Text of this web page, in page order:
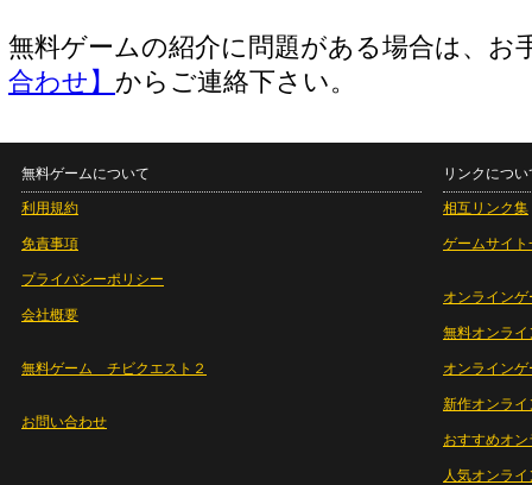
無料ゲームの紹介に問題がある場合は、お
合わせ】 からご連絡下さい。
無料ゲームについて
利用規約
免責事項
プライバシーポリシー
会社概要
無料ゲーム チビクエスト２
お問い合わせ
リンクについ
相互リンク集
ゲームサイト
オンラインゲ
無料オンライ
オンライン
新作オンライ
おすすめオ
人気オンラ